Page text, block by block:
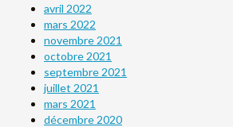
avril 2022
mars 2022
novembre 2021
octobre 2021
septembre 2021
juillet 2021
mars 2021
décembre 2020